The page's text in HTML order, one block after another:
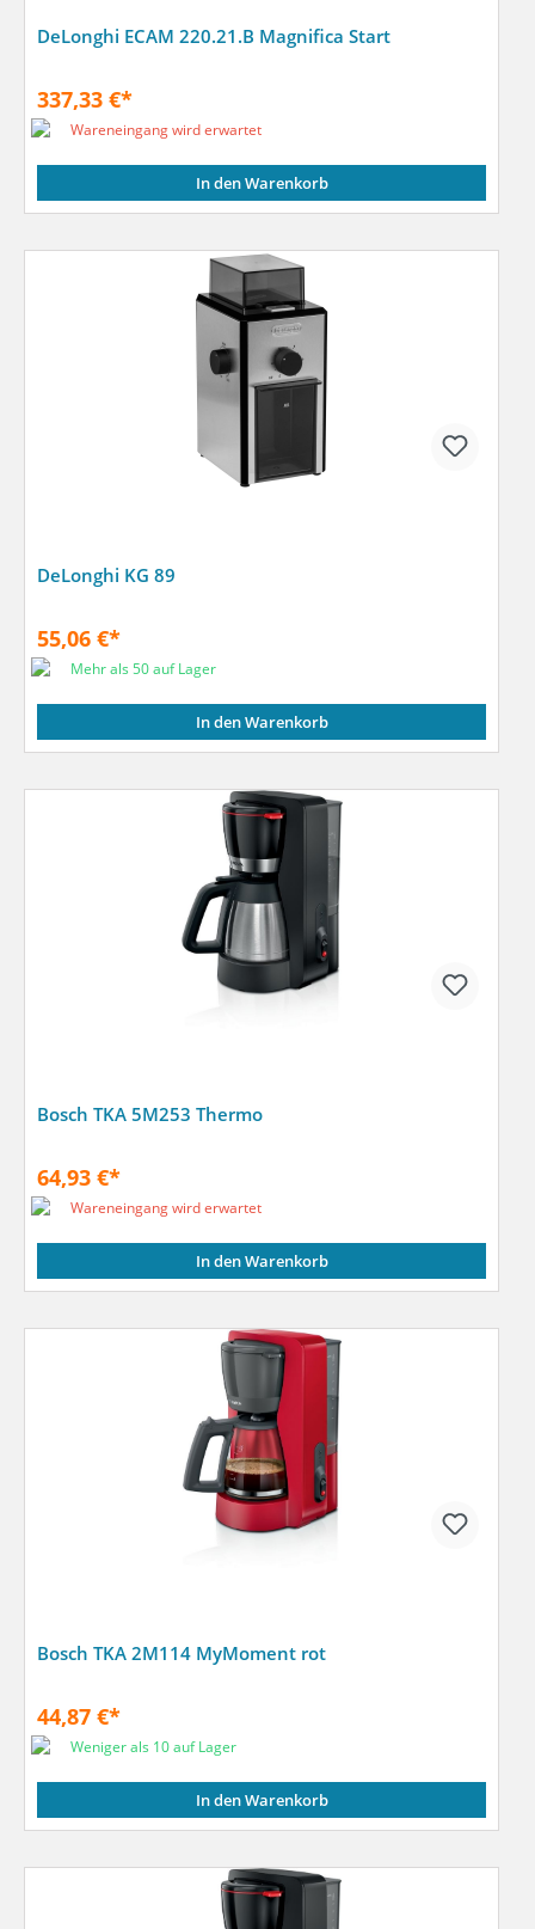
DeLonghi ECAM 220.21.B Magnifica Start
337,33 €*
Wareneingang wird erwartet
In den Warenkorb
DeLonghi KG 89
55,06 €*
Mehr als 50 auf Lager
In den Warenkorb
Bosch TKA 5M253 Thermo
64,93 €*
Wareneingang wird erwartet
In den Warenkorb
Bosch TKA 2M114 MyMoment rot
44,87 €*
Weniger als 10 auf Lager
In den Warenkorb